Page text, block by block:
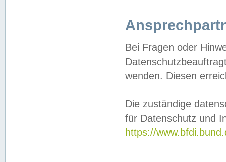
Bei Fragen oder
wenden. Diesen
Die zuständige
für Datenschutz und
https://